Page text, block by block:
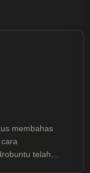
membahas
telah